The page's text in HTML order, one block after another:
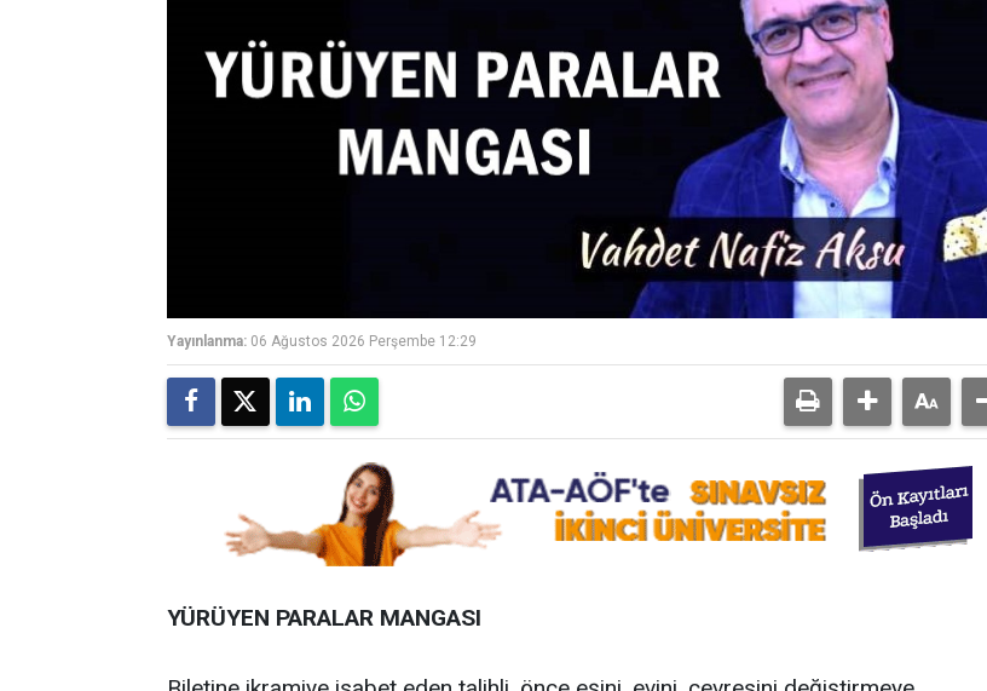
Yayınlanma: 06 Ağustos 2026 Perşembe 12:29
YÜRÜYEN PARALAR MANGASI